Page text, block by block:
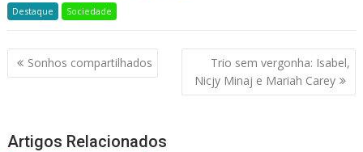
Destaque Sociedade
Navegação
de
Sonhos compartilhados
Trio sem vergonha: Isabel,
Nicjy Minaj e Mariah Carey
Artigos Relacionados